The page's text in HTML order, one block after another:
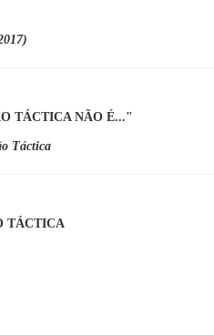
TÁCTICA NÃO É..."
Táctica
TÁCTICA